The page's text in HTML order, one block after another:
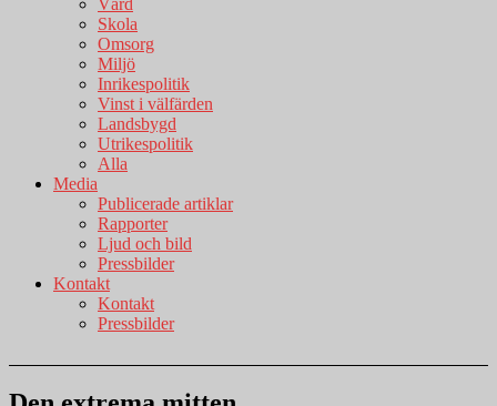
Vård
Skola
Omsorg
Miljö
Inrikespolitik
Vinst i välfärden
Landsbygd
Utrikespolitik
Alla
Media
Publicerade artiklar
Rapporter
Ljud och bild
Pressbilder
Kontakt
Kontakt
Pressbilder